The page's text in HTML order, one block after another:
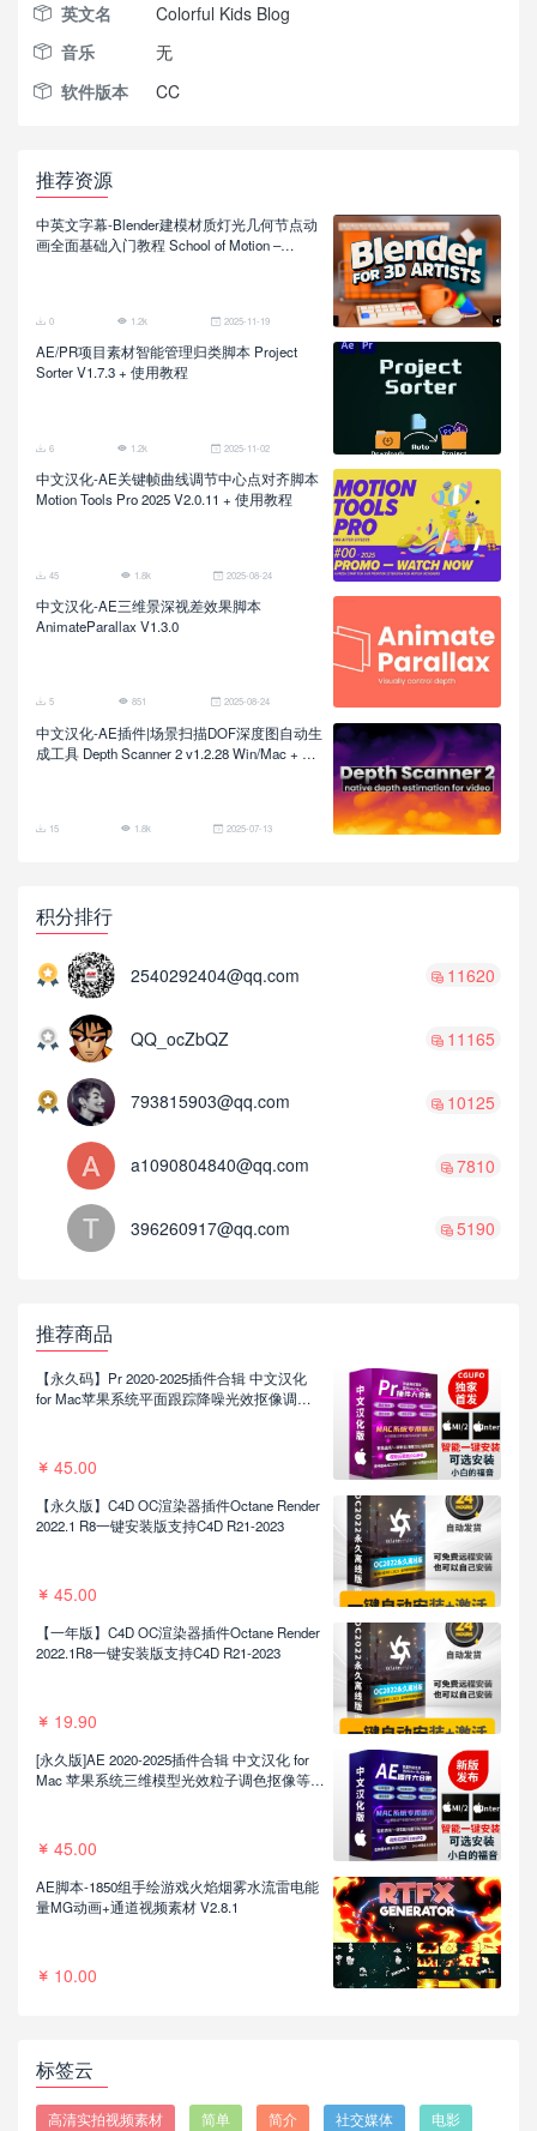
英文名
Colorful Kids Blog
音乐
无
软件版本
CC
推荐资源
中英文字幕-Blender建模材质灯光几何节点动
画全面基础入门教程 School of Motion –
0 1.2k 2025-11-19
AE/PR项目素材智能管理归类脚本 Project
Sorter V1.7.3 + 使用教程
6 1.2k 2025-11-02
中文汉化-AE关键帧曲线调节中心点对齐脚本
Motion Tools Pro 2025 V2.0.11 + 使用教程
45 1.8k 2025-08-24
中文汉化-AE三维景深视差效果脚本
AnimateParallax V1.3.0
5 851 2025-08-24
中文汉化-AE插件|场景扫描DOF深度图自动生
成工具 Depth Scanner 2 v1.2.28 Win/Mac + 使
15 1.8k 2025-07-13
积分排行
2540292404@qq.com 11620
QQ_ocZbQZ 11165
793815903@qq.com 10125
a1090804840@qq.com 7810
396260917@qq.com 5190
推荐商品
【永久码】Pr 2020-2025插件合辑 中文汉化
for Mac苹果系统平面跟踪降噪光效抠像调色
45.00
【永久版】C4D OC渲染器插件Octane Render
2022.1 R8一键安装版支持C4D R21-2023
45.00
【一年版】C4D OC渲染器插件Octane Render
2022.1R8一键安装版支持C4D R21-2023
19.90
[永久版]AE 2020-2025插件合辑 中文汉化 for
Mac 苹果系统三维模型光效粒子调色抠像等插
45.00
AE脚本-1850组手绘游戏火焰烟雾水流雷电能
量MG动画+通道视频素材 V2.8.1
10.00
标签云
高清实拍视频素材 简单 简介 社交媒体
电影